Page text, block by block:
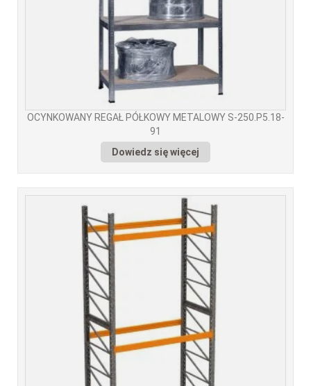
OCYNKOWANY REGAŁ PÓŁKOWY METALOWY S-250.P5.18-
91
Dowiedz się więcej